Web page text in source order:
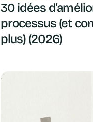
30 idées
processus (et
plus) (2026)